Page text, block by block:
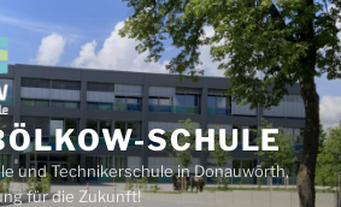
SCHULE
und Technikerschule in Donauwörth,
für die Zukunft!